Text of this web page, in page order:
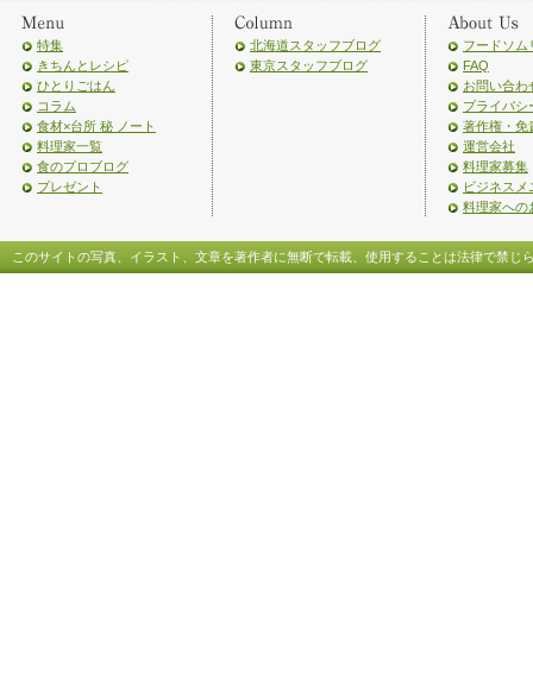
特集
きちんとレシピ
ひとりごはん
コラム
食材×台所 秘 ノート
料理家一覧
食のプロブログ
プレゼント
北海道スタッフブログ
東京スタッフブログ
フードソム
FAQ
お問い合わ
プライバシ
著作権・免
運営会社
料理家募集
ビジネスメ
料理家への
このサイトの写真、イラスト、文章を著作者に無断で転載、使用することは法律で禁じ